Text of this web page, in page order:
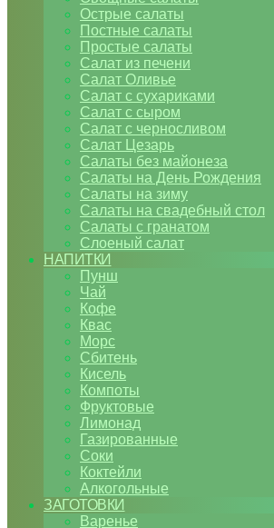
Острые салаты
Постные салаты
Простые салаты
Салат из печени
Салат Оливье
Салат с сухариками
Салат с сыром
Салат с черносливом
Салат Цезарь
Салаты без майонеза
Салаты на День Рождения
Салаты на зиму
Салаты на свадебный стол
Салаты с гранатом
Слоеный салат
НАПИТКИ
Пунш
Чай
Кофе
Квас
Морс
Сбитень
Кисель
Компоты
Фруктовые
Лимонад
Газированные
Соки
Коктейли
Алкогольные
ЗАГОТОВКИ
Варенье